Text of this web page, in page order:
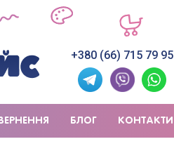
+380 (66) 715 79 95
БЛОГ КОНТАКТИ